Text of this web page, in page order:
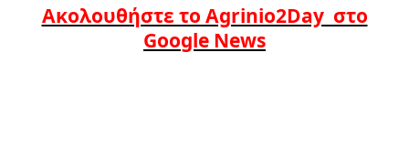
Ακολουθήστε το Agrinio2Day στο
Google News